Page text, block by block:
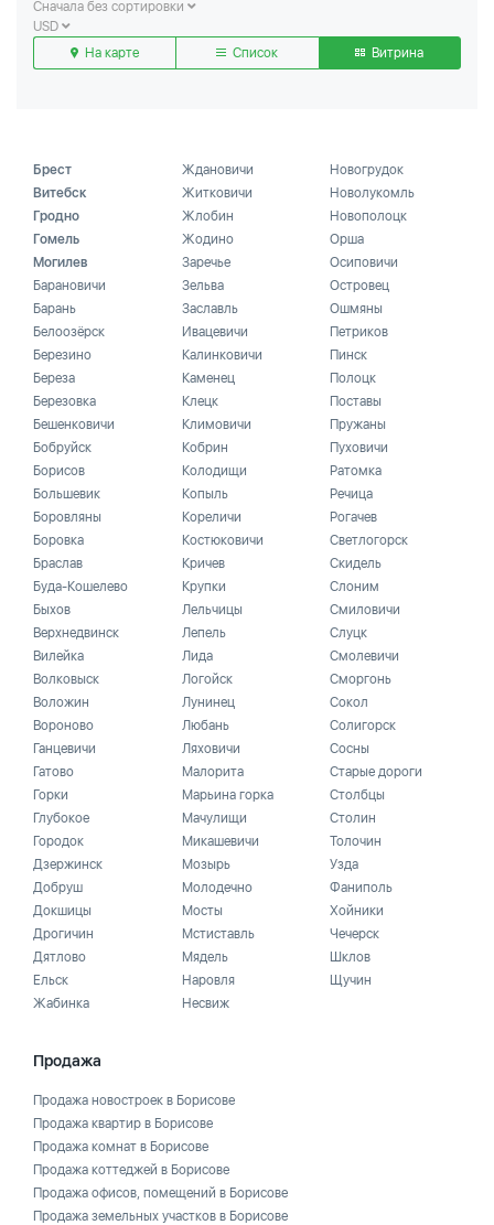
Сначала без сортировки
USD
На карте
Список Витрина
Брест
Витебск
Гродно
Гомель
Могилев
Барановичи
Барань
Белоозёрск
Березино
Береза
Березовка
Бешенковичи
Бобруйск
Борисов
Большевик
Боровляны
Боровка
Браслав
Буда-Кошелево
Быхов
Верхнедвинск
Вилейка
Волковыск
Воложин
Вороново
Ганцевичи
Гатово
Горки
Глубокое
Городок
Дзержинск
Добруш
Докшицы
Дрогичин
Дятлово
Ельск
Жабинка
Ждановичи
Житковичи
Жлобин
Жодино
Заречье
Зельва
Заславль
Ивацевичи
Калинковичи
Каменец
Клецк
Климовичи
Кобрин
Колодищи
Копыль
Кореличи
Костюковичи
Кричев
Крупки
Лельчицы
Лепель
Лида
Логойск
Лунинец
Любань
Ляховичи
Малорита
Марьина горка
Мачулищи
Микашевичи
Мозырь
Молодечно
Мосты
Мстиставль
Мядель
Наровля
Несвиж
Новогрудок
Новолукомль
Новополоцк
Орша
Осиповичи
Островец
Ошмяны
Петриков
Пинск
Полоцк
Поставы
Пружаны
Пуховичи
Ратомка
Речица
Рогачев
Светлогорск
Скидель
Слоним
Смиловичи
Слуцк
Смолевичи
Сморгонь
Сокол
Солигорск
Сосны
Старые дороги
Столбцы
Столин
Толочин
Узда
Фаниполь
Хойники
Чечерск
Шклов
Щучин
Продажа
Продажа новостроек в Борисове
Продажа квартир в Борисове
Продажа комнат в Борисове
Продажа коттеджей в Борисове
Продажа офисов, помещений в Борисове
Продажа земельных участков в Борисове